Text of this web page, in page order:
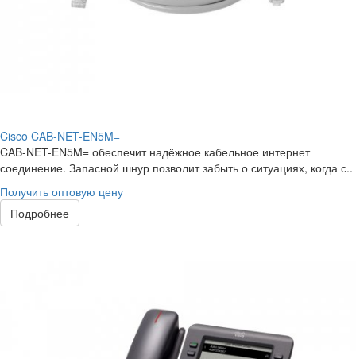
Cisco CAB-NET-EN5M=
CAB-NET-EN5M= обеспечит надёжное кабельное интернет
соединение. Запасной шнур позволит забыть о ситуациях, когда с..
Получить оптовую цену
Подробнее